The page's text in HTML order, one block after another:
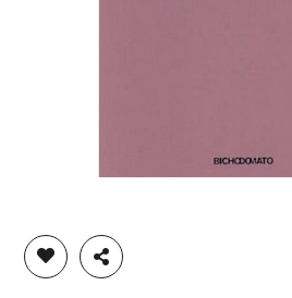
ADICIONAR À LISTA DE DESEJOS
PARTILHAR